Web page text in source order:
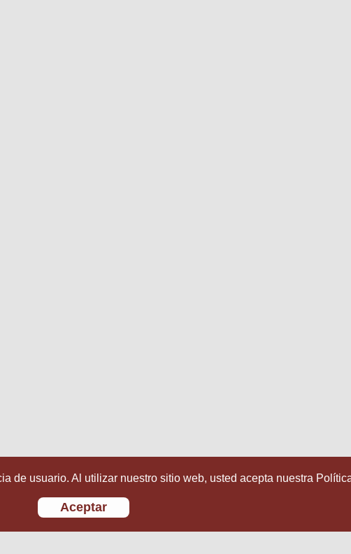
de usuario. Al utilizar nuestro sitio web, usted acepta nuestra
Aceptar